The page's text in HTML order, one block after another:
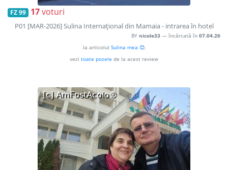
FZ 99 17voturi
P01 [MAR-2026] Sulina Internaţional din Mamaia - intrarea în hotel
BY nicole33 — încărcată în 07.04.26
la articolul Sulina mea 😊,
vezi toate pozele de la acest review